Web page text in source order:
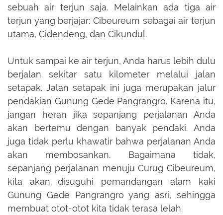
sebuah air terjun saja. Melainkan ada tiga air
terjun yang berjajar: Cibeureum sebagai air terjun
utama, Cidendeng, dan Cikundul.
Untuk sampai ke air terjun, Anda harus lebih dulu
berjalan sekitar satu kilometer melalui jalan
setapak. Jalan setapak ini juga merupakan jalur
pendakian Gunung Gede Pangrangro. Karena itu,
jangan heran jika sepanjang perjalanan Anda
akan bertemu dengan banyak pendaki. Anda
juga tidak perlu khawatir bahwa perjalanan Anda
akan membosankan. Bagaimana tidak,
sepanjang perjalanan menuju Curug Cibeureum,
kita akan disuguhi pemandangan alam kaki
Gunung Gede Pangrangro yang asri, sehingga
membuat otot-otot kita tidak terasa lelah.